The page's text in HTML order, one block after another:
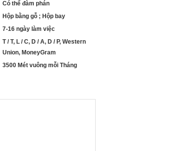
Có thể đàm phán
Hộp bằng gỗ ; Hộp bay
7-16 ngày làm việc
T / T, L / C, D / A, D / P, Western
Union, MoneyGram
3500 Mét vuông mỗi Tháng